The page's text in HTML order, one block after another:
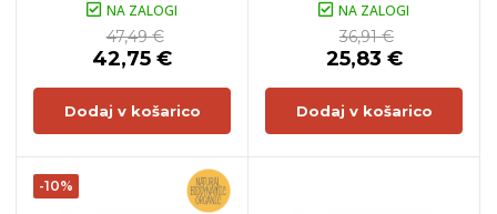
NA ZALOGI
47,49 €
42,75 €
Dodaj v košarico
NA ZALOGI
36,91 €
25,83 €
Dodaj v košarico
-10%